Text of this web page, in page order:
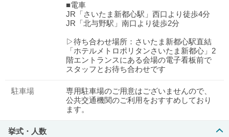
■電車
JR「さいたま新都心駅」西口より徒歩4分
JR「北与野駅」南口より徒歩2分
▷待ち合わせ場所：さいたま新都心駅直結
「ホテルメトロポリタンさいたま新都心」2
階エントランスにある会場の電子看板前で
スタッフとお待ち合わせです
駐車場
専用駐車場のご用意はございませんので、
公共交通機関のご利用をおすすめしており
ます。
挙式・人数